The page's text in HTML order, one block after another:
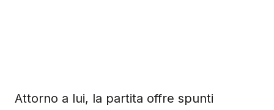
Attorno a lui, la partita offre spunti